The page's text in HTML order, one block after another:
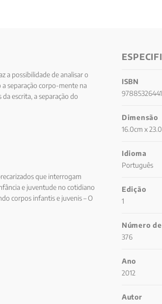
a possibilidade de analisar o
a separação corpo-mente na
escrita, a separação do
- algumas em curso - são
superar os impasses do
que interrogam
e juventude no cotidiano
corpos infantis e juvenis – O
dos Anjos Lopes Viella e
lutadoras – Memórias
ISBN
Dimensão
16.0cm x
Idioma
Português
Edição
1
Número
376
Ano
2012
Autor